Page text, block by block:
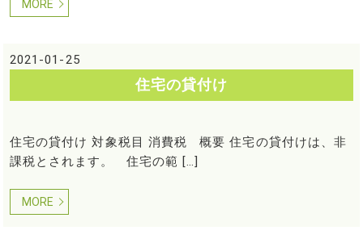
MORE
2021-01-25
住宅の貸付け
住宅の貸付け 対象税目 消費税 概要 住宅の貸付けは、非
課税とされます。 住宅の範 […]
MORE